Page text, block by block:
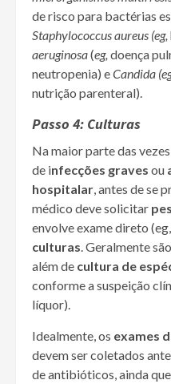
de risco para bactérias
Staphylococcus aureus (eg,
aeruginosa(eg, doença
neutropenia) eCandida
nutrição parenteral).
Passo 4: Culturas
Na maior parte das
de infecções graves ou
hospitalar, antes de se
médico deve solicitar
envolve exame direto
culturas. Geralmente
além de cultura de
conforme a suspeição
líquor).
Idealmente, os exames
devem ser coletados
de antibióticos, ainda